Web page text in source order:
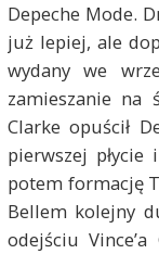
Depeche Mode.
już lepiej, ale
wydany we
zamieszanie na
Clarke opuścił
pierwszej płycie
potem formację
Bellem kolejny
odejściu